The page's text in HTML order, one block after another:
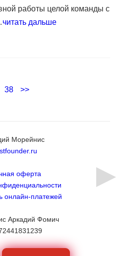
работы целой команды с
читать дальше
Page
38 >>
Морейнис
оферта
онлайн-платежей
Аркадий Фомич